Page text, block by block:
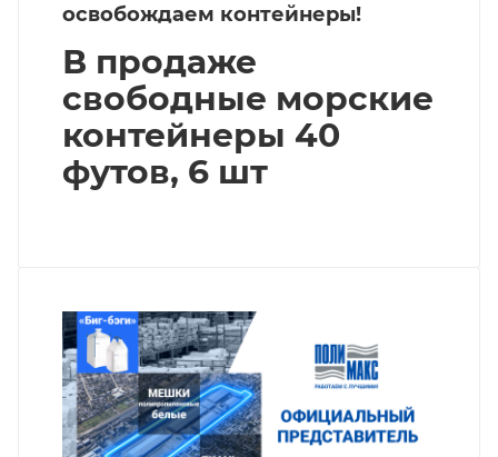
освобождаем контейнеры!
В продаже
свободные морские
контейнеры 40
футов, 6 шт